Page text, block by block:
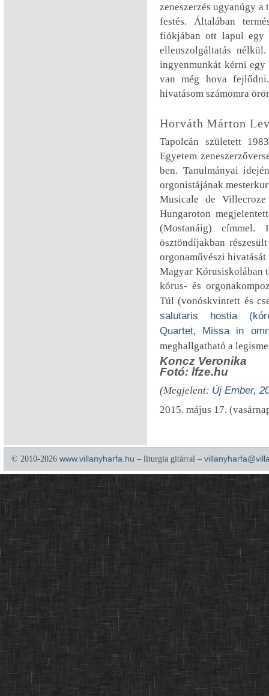
zeneszerzés ugyanúgy a
festés. Általában
fiókjában ott lapul egy
ellenszolgáltatás
ingyenmunkát kérni egy
van még hova
hivatásom számomra
Horváth Márton
Tapolcán született
Egyetem
ben. Tanulmányai
orgonistájának
Musicale de
Hungaroton
(Mostanáig) címmel.
ösztöndíjakban
orgonaművészi
Magyar Kórusiskolában
kórus- és
Túl (vonóskvintett és
salutaris hostia
Quartet, Missa in
meghallgatható a
Koncz Veronika
Fotó: lfze.hu
(Megjelent: Új Ember,
2015. május 17.
© 2010-2026 www.villanyharfa.hu – liturgia gitárral –